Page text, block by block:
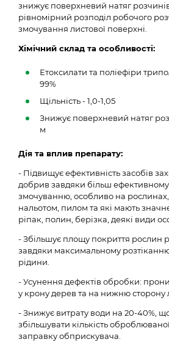
знижує поверхневий натяг
рівномірний розподіл робочого
змочування листової поверхні.
Хімічний склад та особливості:
Етоксилати та поліефіри
99%
Щільність - 1,0-1,05
Знижує поверхневий натяг
м
Дія та вплив препарату:
- Підвищує ефективність засобів
добрив завдяки більш
змочуванню, особливо на
нальотом, пилом та які мають
ріпак, полин, берізка, деякі види
- Збільшує площу покриття рослин
завдяки максимальному
рідини.
- Усунення дефектів обробки:
у крону дерев та на нижню сторону
- Знижує витрату води на 20-40%,
збільшувати кількість
заправку обприскувача.